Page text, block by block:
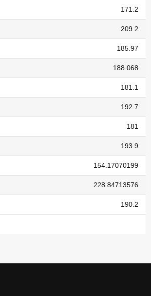
171.2
209.2
185.97
188.068
181.1
192.7
181
193.9
154.17070199
228.84713576
190.2